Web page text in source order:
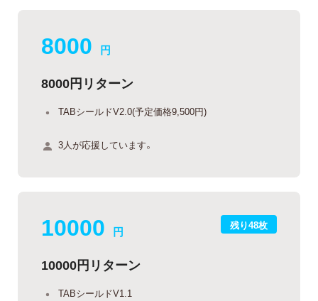
8000 円
8000円リターン
TABシールドV2.0(予定価格9,500円)
3人が応援しています。
残り48枚
10000 円
10000円リターン
TABシールドV1.1